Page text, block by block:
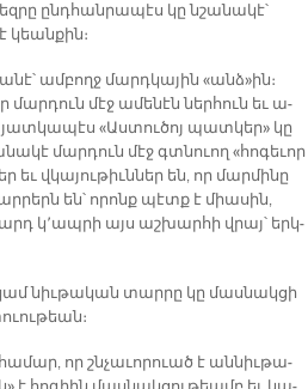
ընդ­հան­րա­պէս կը նշա­նա­կէ՝
ամ­բողջ մարդ­կա­յին «անձ»ին։
մէջ ա­մե­նէն ներ­հուն եւ ա­
յատ­կա­պէս «Աս­տու­ծոյ պատ­կեր» կը
մար­դուն մէջ գտնուող «հո­գե­ւոր
վկա­յու­թիւն­ներ են, որ մար­մի­նը
են՝ ո­րոնք պէտք է միա­սին,
կ՚ապ­րի այս աշ­խար­հի վրայ՝ երկ­
նիւ­թա­կան տար­րը կը մաս­նակ­ցի
հա­մար, որ շնչա­ւո­րուած է ան­նիւ­թա­